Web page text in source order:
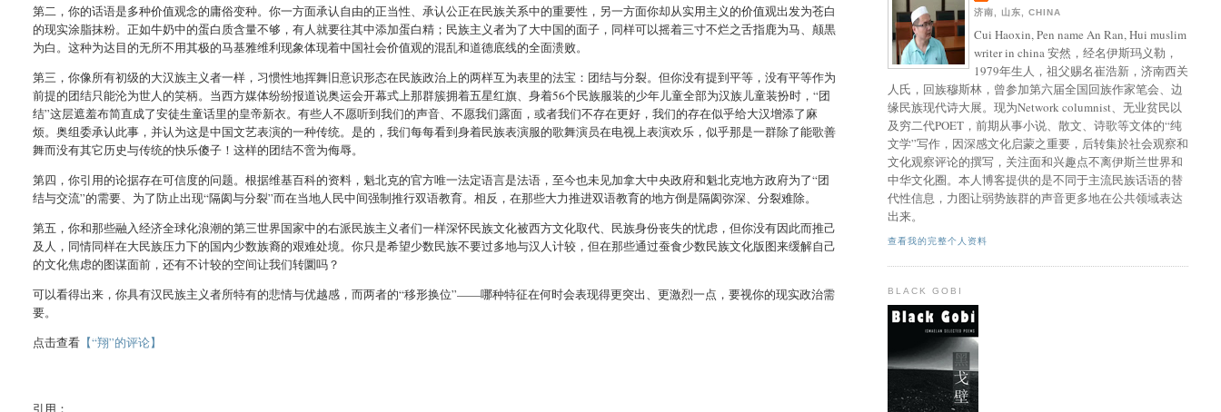
第二，你的话语是多种价值观念的庸俗变种。你一方面承认自由的正当性、承认公正在民族关系中的重要性，另一方面你却从实用主义的价值观出发为苍白
的现实涂脂抹粉。正如牛奶中的蛋白质含量不够，有人就要往其中添加蛋白精；民族主义者为了大中国的面子，同样可以摇着三寸不烂之舌指鹿为马、颠黒
为白。这种为达目的无所不用其极的马基雅维利现象体现着中国社会价值观的混乱和道德底线的全面溃败。
第三，你像所有初级的大汉族主义者一样，习惯性地挥舞旧意识形态在民族政治上的两样互为表里的法宝：团结与分裂。但你没有提到平等，没有平等作为
前提的团结只能沦为世人的笑柄。当西方媒体纷纷报道说奥运会开幕式上那群簇拥着五星红旗、身着56个民族服装的少年儿童全部为汉族儿童装扮时，“团
结”这层遮羞布简直成了安徒生童话里的皇帝新衣。有些人不愿听到我们的声音、不愿我们露面，或者我们不存在更好，我们的存在似乎给大汉增添了麻
烦。奥组委承认此事，并认为这是中国文艺表演的一种传统。是的，我们每每看到身着民族表演服的歌舞演员在电视上表演欢乐，似乎那是一群除了能歌善
舞而没有其它历史与传统的快乐傻子！这样的团结不啻为侮辱。
第四，你引用的论据存在可信度的问题。根据维基百科的资料，魁北克的官方唯一法定语言是法语，至今也未见加拿大中央政府和魁北克地方政府为了“团
结与交流”的需要、为了防止出现“隔阂与分裂”而在当地人民中间强制推行双语教育。相反，在那些大力推进双语教育的地方倒是隔阂弥深、分裂难除。
第五，你和那些融入经济全球化浪潮的第三世界国家中的右派民族主义者们一样深怀民族文化被西方文化取代、民族身份丧失的忧虑，但你没有因此而推己
及人，同情同样在大民族压力下的国内少数族裔的艰难处境。你只是希望少数民族不要过多地与汉人计较，但在那些通过蚕食少数民族文化版图来缓解自己
的文化焦虑的图谋面前，还有不计较的空间让我们转圜吗？
可以看得出来，你具有汉民族主义者所特有的悲情与优越感，而两者的“移形换位”——哪种特征在何时会表现得更突出、更激烈一点，要视你的现实政治需
要。
点击查看 【“翔”的评论】
引用：
济南, 山东, CHINA
Cui Haoxin, Pen name An Ran, Hui muslim
writer in china 安然，经名伊斯玛义勒，
1979年生人，祖父赐名崔浩新，济南西关
人氏，回族穆斯林，曾参加第六届全国回族作家笔会、边
缘民族现代诗大展。现为Network columnist、无业贫民以
及穷二代POET，前期从事小说、散文、诗歌等文体的“纯
文学”写作，因深感文化启蒙之重要，后转集於社会观察和
文化观察评论的撰写，关注面和兴趣点不离伊斯兰世界和
中华文化圈。本人博客提供的是不同于主流民族话语的替
代性信息，力图让弱势族群的声音更多地在公共领域表达
出来。
查看我的完整个人资料
BLACK GOBI